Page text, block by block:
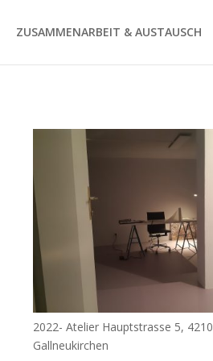
ZUSAMMENARBEIT & AUSTAUSCH
2022- Atelier Hauptstrasse 5, 4210
Gallneukirchen